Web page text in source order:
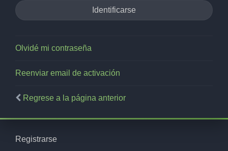
Olvidé mi contraseña
Reenviar email de activación
Regrese a la página anterior
Registrarse